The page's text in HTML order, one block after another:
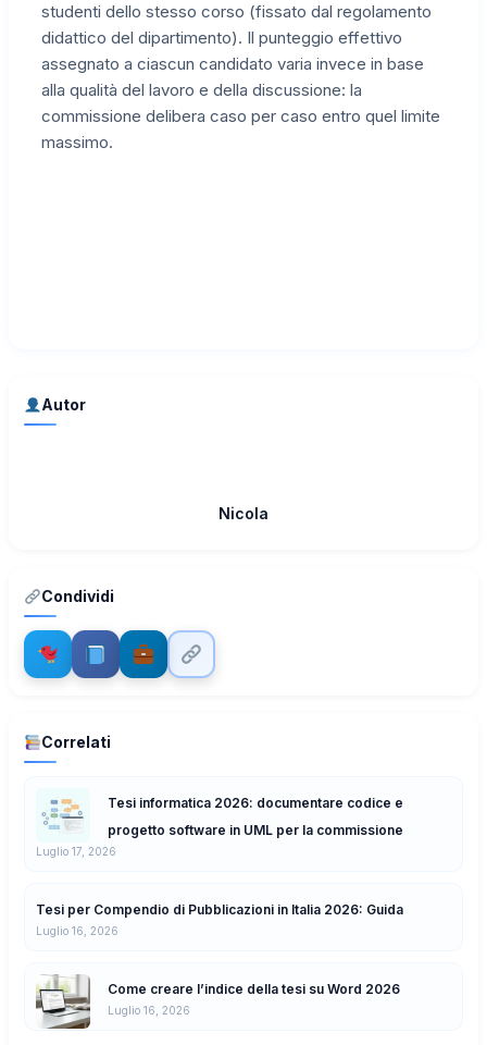
studenti dello stesso corso (fissato dal regolamento
didattico del dipartimento). Il punteggio effettivo
assegnato a ciascun candidato varia invece in base
alla qualità del lavoro e della discussione: la
commissione delibera caso per caso entro quel limite
massimo.
Autor
Nicola
Condividi
Correlati
Tesi informatica 2026: documentare codice e
progetto software in UML per la commissione
Luglio 17, 2026
Tesi per Compendio di Pubblicazioni in Italia 2026: Guida
Luglio 16, 2026
Come creare l’indice della tesi su Word 2026
Luglio 16, 2026